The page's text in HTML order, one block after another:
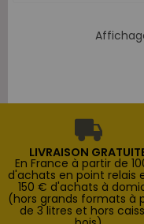
LIVRAISON
En France à partir de
d'achats en point relais
150 € d'achats à
(hors grands formats à
de 3 litres et hors